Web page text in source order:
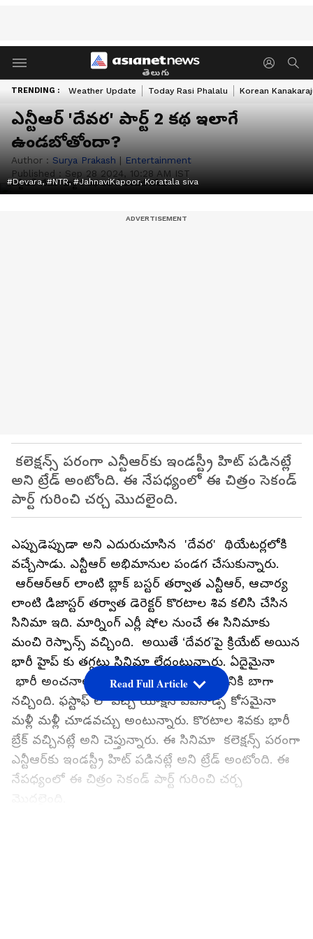
తెలుగు
TRENDING : Weather Update Today Rasi Phalalu Korean
ఎన్టీఆర్ 'దేవర' పార్ట్ 2 కథ ఇలాగే
ఉండబోతోందా?
Author : Surya Prakash | Entertainment
Published : Sep 28 2024, 10:28 AM IST
#Devara, #NTR, #JahnaviKapoor, Koratala siva
కలెక్షన్స్ పరంగా ఎన్టీఆర్‌కు ఇండస్ట్రీ హిట్‌ పడినట్లే
అని ట్రేడ్ అంటోంది. ఈ నేపధ్యంలో ఈ చిత్రం సెకండ్
పార్ట్ గురించి చర్చ మొదలైంది.
ఎప్పుడెప్పుడా అని ఎదురుచూసిన 'దేవర' థియేటర్లలోకి
వచ్చేసాడు. ఎన్టీఆర్‌ అభిమానుల పండగ చేసుకున్నారు.
ఆర్‌ఆర్‌ఆర్‌ లాంటి బ్లాక్‌ బస్టర్‌ తర్వాత ఎన్టీఆర్‌, ఆచార్య
లాంటి డిజాస్టర్ తర్వాత డెరెక్టర్‌ కొరటాల శివ కలిసి చేసిన
సినిమా ఇది. మార్నింగ్ ఎర్లీ షోల నుంచే ఈ సినిమాకు
మంచి రెస్పాన్స్‌ వచ్చింది. అయితే ‘దేవర’పై క్రియేట్‌ అయిన
భారీ హైప్ కు తగ్గట్లు సినిమా లేదంటున్నారు. ఏదైమైనా
భారీ అంచనాలతో రిలీజైన ఈ చిత్రం ఓ వర్గానికి బాగా
నచ్చింది. ఫస్టాఫ్ లో వచ్చే యాక్షన్ ఎపిసోడ్స్ కోసమైనా
మళ్లీ మళ్లీ చూడవచ్చు అంటున్నారు. కొరటాల శివకు భారీ
బ్రేక్‌ వచ్చినట్లే అని చెప్తున్నారు. ఈ సినిమా కలెక్షన్స్ పరంగా
ఎన్టీఆర్‌కు ఇండస్ట్రీ హిట్‌ పడినట్లే అని ట్రేడ్ అంటోంది. ఈ
నేపధ్యంలో ఈ చిత్రం సెకండ్ పార్ట్ గురించి చర్చ
Read Full Article